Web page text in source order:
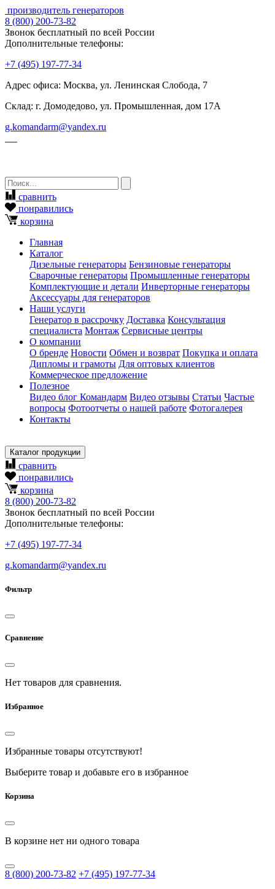
производитель генераторов
8 (800) 200-73-82
Звонок бесплатный по всей России
Дополнительные телефоны:
+7 (495) 197-77-34
Адрес офиса: Москва, ул. Ленинская Слобода, 7
Склад: г. Домодедово, ул. Промышленная, дом 17А
g.komandarm@yandex.ru
сравнить
понравились
корзина
Главная
Каталог
Дизельные генераторы Бензиновые генераторы
Сварочные генераторы Промышленные генераторы
Комплектующие и детали Инверторные генераторы
Аксессуары для генераторов
Наши услуги
Генератор в рассрочку Доставка Консультация
специалиста Монтаж Сервисные центры
О компании
О бренде Новости Обмен и возврат Покупка и оплата
Дипломы и грамоты Для оптовых клиентов
Коммерческое предложение
Полезное
Видео блог Командарм Видео отзывы Статьи Частые
вопросы Фотоотчеты о нашей работе Фотогалерея
Контакты
Каталог продукции
сравнить
понравились
корзина
8 (800) 200-73-82
Звонок бесплатный по всей России
Дополнительные телефоны:
+7 (495) 197-77-34
g.komandarm@yandex.ru
Фильтр
Сравнение
Нет товаров для сравнения.
Избранное
Избранные товары отсутствуют!
Выберите товар и добавьте его в избранное
Корзина
В корзине нет ни одного товара
8 (800) 200-73-82 +7 (495) 197-77-34